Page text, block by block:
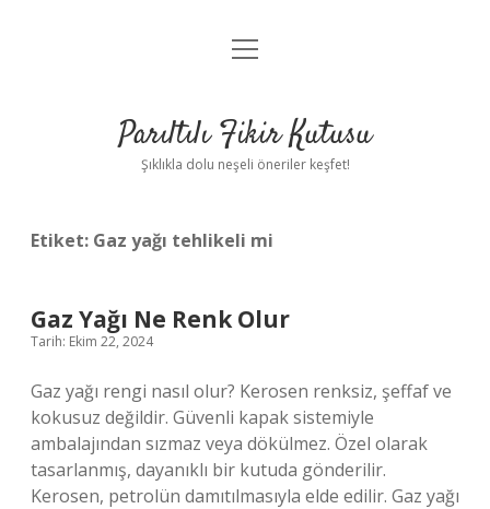
Anasayfa
Yasal Uyarı
menüyü
Parıltılı Fikir Kutusu
Şıklıkla dolu neşeli öneriler keşfet!
Etiket: Gaz yağı tehlikeli mi
Gaz Yağı Ne Renk Olur
Tarih: Ekim 22, 2024
Gaz yağı rengi nasıl olur? Kerosen renksiz, şeffaf ve
kokusuz değildir. Güvenli kapak sistemiyle
ambalajından sızmaz veya dökülmez. Özel olarak
tasarlanmış, dayanıklı bir kutuda gönderilir.
Kerosen, petrolün damıtılmasıyla elde edilir. Gaz yağı